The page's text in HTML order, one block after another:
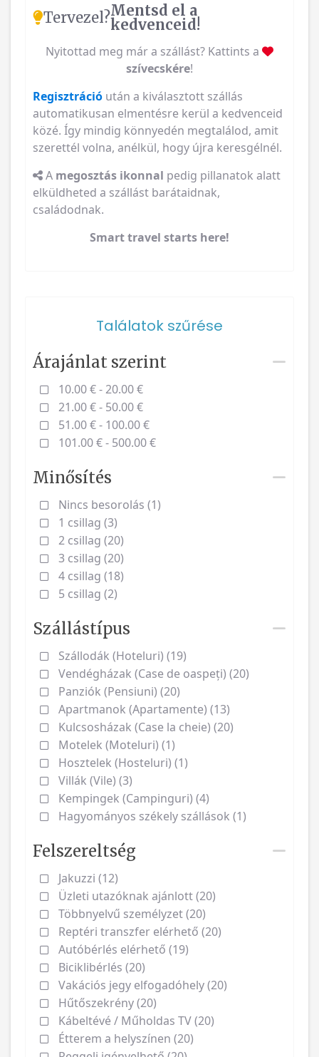
Tervezel?Mentsd el a
kedvenceid!
Nyitottad meg már a szállást? Kattints a
szívecskére!
Regisztráció után a kiválasztott szállás
automatikusan elmentésre kerül a kedvenceid
közé. Így mindig könnyedén megtalálod, amit
szerettél volna, anélkül, hogy újra keresgélnél.
A megosztás ikonnal pedig pillanatok alatt
elküldheted a szállást barátaidnak,
családodnak.
Smart travel starts here!
Találatok szűrése
Árajánlat szerint
10.00 € - 20.00 €
21.00 € - 50.00 €
51.00 € - 100.00 €
101.00 € - 500.00 €
Minősítés
Nincs besorolás (1)
1 csillag (3)
2 csillag (20)
3 csillag (20)
4 csillag (18)
5 csillag (2)
Szállástípus
Szállodák (Hoteluri) (19)
Vendégházak (Case de oaspeți) (20)
Panziók (Pensiuni) (20)
Apartmanok (Apartamente) (13)
Kulcsosházak (Case la cheie) (20)
Motelek (Moteluri) (1)
Hosztelek (Hosteluri) (1)
Villák (Vile) (3)
Kempingek (Campinguri) (4)
Hagyományos székely szállások (1)
Felszereltség
Jakuzzi (12)
Üzleti utazóknak ajánlott (20)
Többnyelvű személyzet (20)
Reptéri transzfer elérhető (20)
Autóbérlés elérhető (19)
Biciklibérlés (20)
Vakációs jegy elfogadóhely (20)
Hűtőszekrény (20)
Kábeltévé / Műholdas TV (20)
Étterem a helyszínen (20)